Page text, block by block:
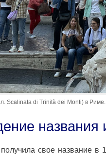
Scalinata di Trinità dei Monti) в
названия
свое название в